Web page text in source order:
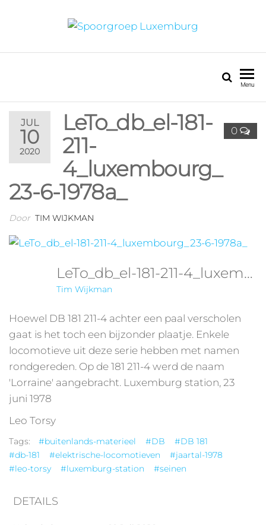
Menu
JUL
10
2020
0
LeTo_db_el-181-
211-
4_luxembourg_
23-6-1978a_
Door TIM WIJKMAN
LeTo_db_el-181-211-4_luxembourg_23-6-1978a_
Tim Wijkman
Hoewel DB 181 211-4 achter een paal verscholen
gaat is het toch een bijzonder plaatje. Enkele
locomotieve uit deze serie hebben met namen
rondgereden. Op de 181 211-4 werd de naam
'Lorraine' aangebracht. Luxemburg station, 23
juni 1978
Leo Torsy
Tags: #buitenlands-materieel #DB
#DB 181
#db-181
#elektrische-locomotieven
#jaartal-1978
#leo-torsy
#luxemburg-station #seinen
DETAILS